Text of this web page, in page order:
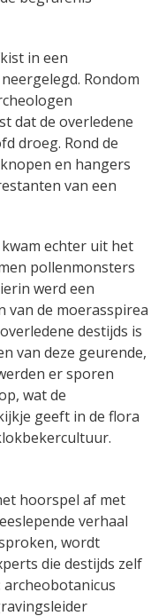
in een
Rondom
dat de overledene
droeg. Rond de
en hangers
van een
echter uit het
pollenmonsters
werd een
van de moerasspirea
destijds is
van deze geurende,
er sporen
wat de
geeft in de flora
hoorspel af met
verhaal
wordt
die destijds zelf